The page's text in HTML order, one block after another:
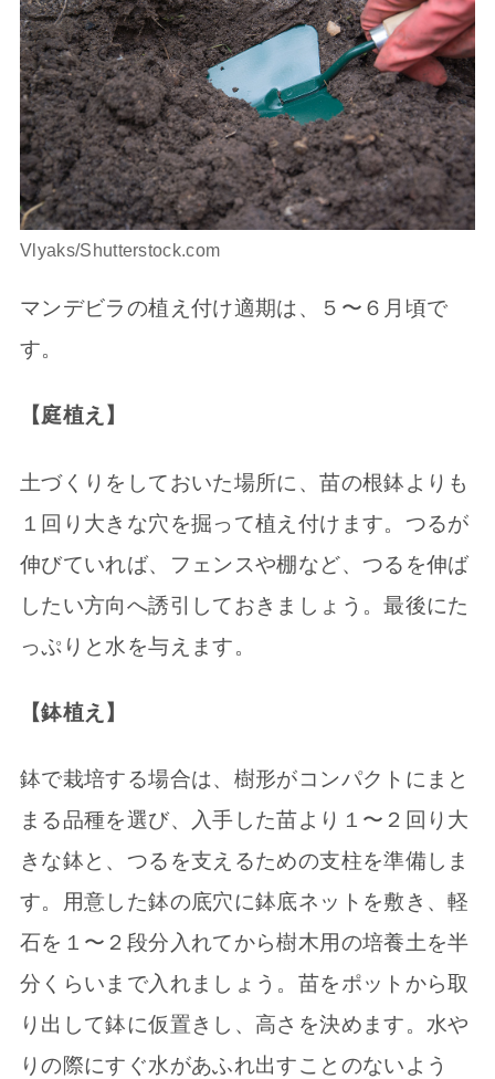
Vlyaks/Shutterstock.com
マンデビラの植え付け適期は、５〜６月頃で
す。
【庭植え】
土づくりをしておいた場所に、苗の根鉢よりも
１回り大きな穴を掘って植え付けます。つるが
伸びていれば、フェンスや棚など、つるを伸ば
したい方向へ誘引しておきましょう。最後にた
っぷりと水を与えます。
【鉢植え】
鉢で栽培する場合は、樹形がコンパクトにまと
まる品種を選び、入手した苗より１〜２回り大
きな鉢と、つるを支えるための支柱を準備しま
す。用意した鉢の底穴に鉢底ネットを敷き、軽
石を１〜２段分入れてから樹木用の培養土を半
分くらいまで入れましょう。苗をポットから取
り出して鉢に仮置きし、高さを決めます。水や
りの際にすぐ水があふれ出すことのないよう